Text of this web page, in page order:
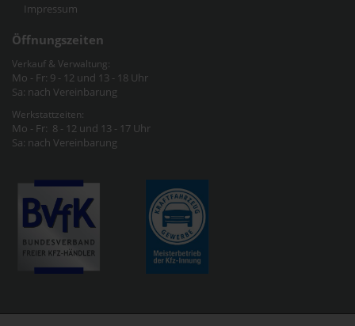
Impressum
Öffnungszeiten
Verkauf & Verwaltung:
Mo - Fr: 9 - 12 und 13 - 18 Uhr
Sa: nach Vereinbarung
Werkstattzeiten:
Mo - Fr: 8 - 12 und 13 - 17 Uhr
Sa: nach Vereinbarung